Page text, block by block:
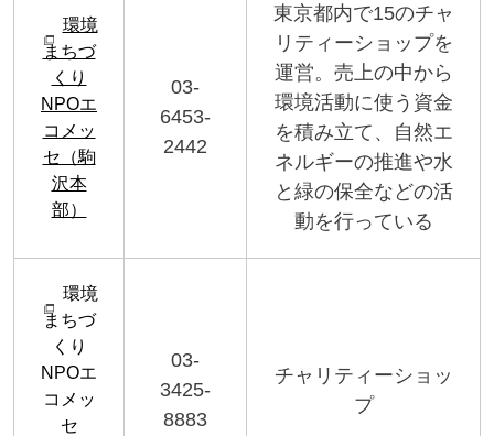
環境
まちづ
くり
NPOエ
コメッ
セ（駒
沢本
部）
03-
6453-
2442
東京都内で15のチャ
リティーショップを
運営。売上の中から
環境活動に使う資金
を積み立て、自然エ
ネルギーの推進や水
と緑の保全などの活
動を行っている
環境
まちづ
くり
NPOエ
コメッ
セ
03-
3425-
8883
チャリティーショッ
プ